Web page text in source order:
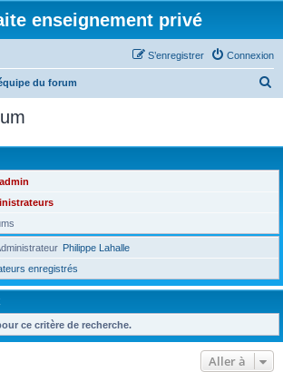
enseignement privé
Connexion
S’enregistrer
du forum
h
e
h
e
r
admin
Philippe Lahalle
enregistrés
ce critère de recherche.
Aller à